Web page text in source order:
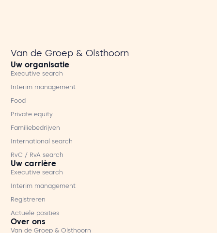
Van de Groep & Olsthoorn
Uw organisatie
Executive search
Interim management
Food
Private equity
Familiebedrijven
International search
RvC / RvA search
Uw carrière
Executive search
Interim management
Registreren
Actuele posities
Over ons
Van de Groep & Olsthoorn